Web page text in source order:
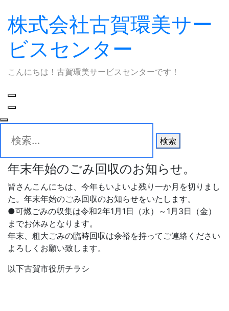
Skip
content
株式会社古賀環美サー
ビスセンター
こんにちは！古賀環美サービスセンターです！
年末年始のごみ回収のお知らせ。
皆さんこんにちは、今年もいよいよ残り一か月を切りまし
た。年末年始のごみ回収のお知らせをいたします。
●可燃ごみの収集は令和2年1月1日（水）～1月3日（金）
までお休みとなります。
年末、粗大ごみの臨時回収は余裕を持ってご連絡ください
よろしくお願い致します。
以下古賀市役所チラシ